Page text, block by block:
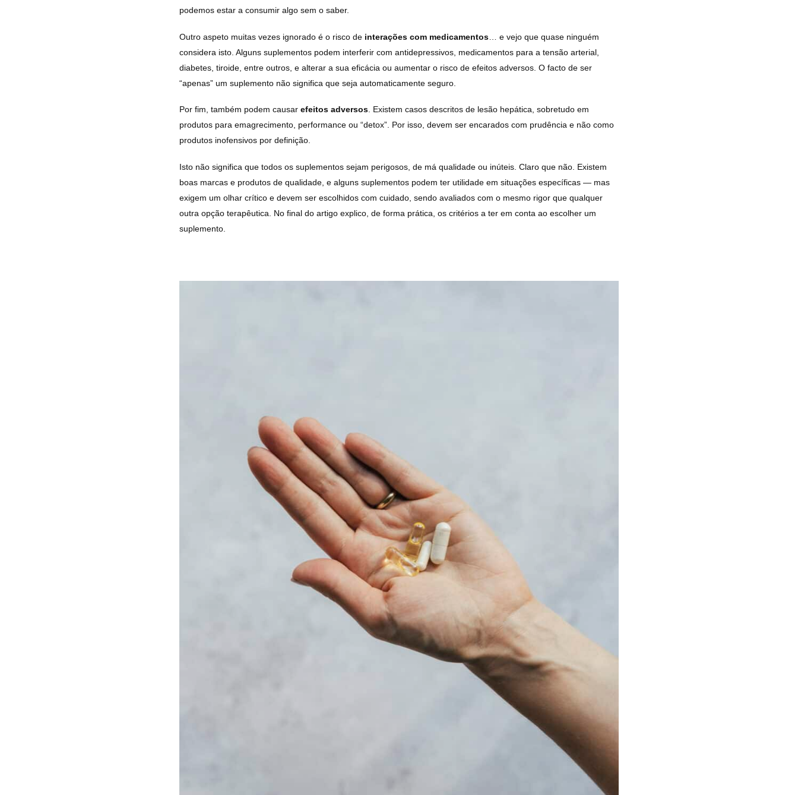
podemos estar a consumir algo sem o saber.
Outro aspeto muitas vezes ignorado é o risco de interações com medicamentos … e vejo que quase ninguém
considera isto. Alguns suplementos podem interferir com antidepressivos, medicamentos para a tensão arterial,
diabetes, tiroide, entre outros, e alterar a sua eficácia ou aumentar o risco de efeitos adversos. O facto de ser
“apenas” um suplemento não significa que seja automaticamente seguro.
Por fim, também podem causarefeitos adversos. Existem casos descritos de lesão hepática, sobretudo em
produtos para emagrecimento, performance ou “detox”. Por isso, devem ser encarados com prudência e não como
produtos inofensivos por definição.
Isto não significa que todos os suplementos sejam perigosos, de má qualidade ou inúteis. Claro que não. Existem
boas marcas e produtos de qualidade, e alguns suplementos podem ter utilidade em situações específicas — mas
exigem um olhar crítico e devem ser escolhidos com cuidado, sendo avaliados com o mesmo rigor que qualquer
outra opção terapêutica. No final do artigo explico, de forma prática, os critérios a ter em conta ao escolher um
suplemento.